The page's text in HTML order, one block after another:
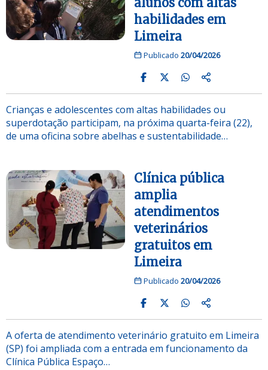
habilidades em
Limeira
Publicado 20/04/2026
Crianças e adolescentes com altas habilidades ou
superdotação participam, na próxima quarta-feira (22),
de uma oficina sobre abelhas e sustentabilidade…
Clínica pública
amplia
atendimentos
veterinários
gratuitos em
Limeira
Publicado 20/04/2026
A oferta de atendimento veterinário gratuito em Limeira
(SP) foi ampliada com a entrada em funcionamento da
Clínica Pública Espaço…